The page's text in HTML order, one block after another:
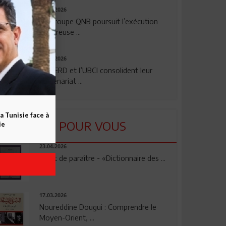
29.07.2026
Le Groupe QNB poursuit l’exécution
rigoureuse ...
24.07.2026
La BERD et l’UBCI consolident leur
partenariat ...
LU POUR VOUS
23.04.2026
Vient de paraître - «Dictionnaire des ...
17.03.2026
Noureddine Dougui : Comprendre le
Moyen-Orient, ...
Tunisie face à